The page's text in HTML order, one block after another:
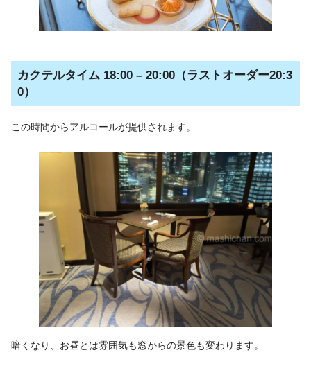
カクテルタイム 18:00 – 20:00（ラストオーダー20:3
0）
この時間からアルコールが提供されます。
暗くなり、お昼とは雰囲気も窓からの景色も変わります。